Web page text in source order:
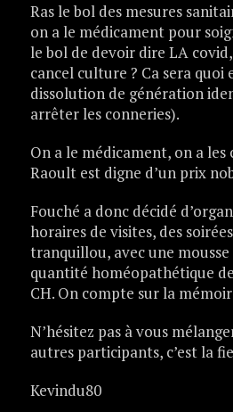
Ras le bol des mesures
on a le médicament pour
le bol de devoir dire LA
cancel culture ? Ca sera quoi
dissolution de génération
arrêter les conneries).
On a le médicament, on a les
Raoult est digne d’un prix
Fouché a donc décidé
horaires de visites, des
tranquillou, avec une mousse
quantité homéopathétique
CH. On compte sur la
N’hésitez pas à vous
autres participants, c’est la
Kevindu80